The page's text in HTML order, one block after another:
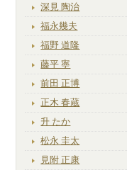
深見 陶治
福永幾夫
福野 道隆
藤平 寧
前田 正博
正木 春蔵
升 たか
松永 圭太
見附 正康